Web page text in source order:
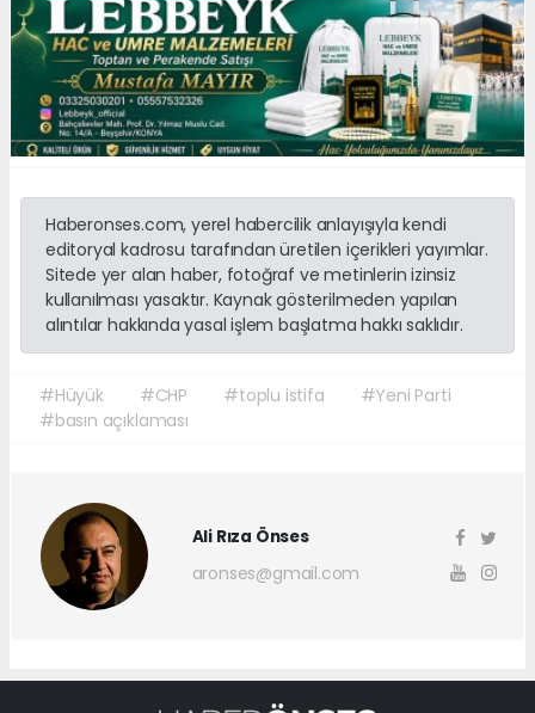
Haberonses.com, yerel habercilik anlayışıyla kendi
editoryal kadrosu tarafından üretilen içerikleri yayımlar.
Sitede yer alan haber, fotoğraf ve metinlerin izinsiz
kullanılması yasaktır. Kaynak gösterilmeden yapılan
alıntılar hakkında yasal işlem başlatma hakkı saklıdır.
#Hüyük #CHP #toplu istifa
#Yeni Parti
#basın açıklaması
Ali Rıza Önses
aronses@gmail.com